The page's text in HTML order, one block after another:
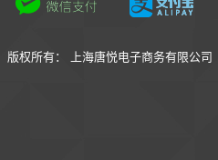
版权所有： 上海唐悦电子商务有限公司